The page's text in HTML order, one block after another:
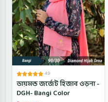
4.9
ডায়মন্ড জর্জেট হিজাব ওড়না -
DGH- Bangi Color